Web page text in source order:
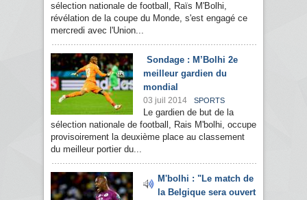
sélection nationale de football, Raïs M'Bolhi,
révélation de la coupe du Monde, s'est engagé ce
mercredi avec l'Union...
Sondage : M’Bolhi 2e
meilleur gardien du
mondial
03 juil 2014 SPORTS
Le gardien de but de la
sélection nationale de football, Rais M'bolhi, occupe
provisoirement la deuxième place au classement
du meilleur portier du...
M'bolhi : "Le match de
la Belgique sera ouvert